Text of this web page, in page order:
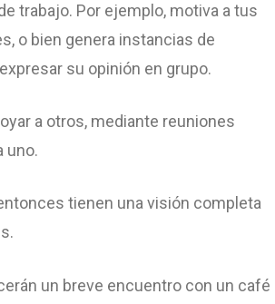
trabajo. Por ejemplo, motiva a tus
o bien genera instancias de
su opinión en grupo.
a otros, mediante reuniones
uno.
tienen una visión completa
un breve encuentro con un café